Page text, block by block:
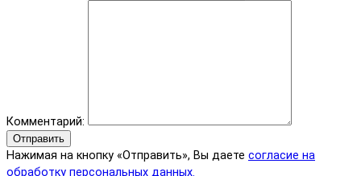
Комментарий:
Отправить
Нажимая на кнопку «Отправить», Вы даете согласие на
обработку персональных данных.